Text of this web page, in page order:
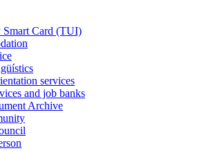
Smart Card (TUI)
services
and job banks
Archive